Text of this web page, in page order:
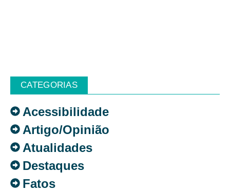
CATEGORIAS
Acessibilidade
Artigo/Opinião
Atualidades
Destaques
Fatos